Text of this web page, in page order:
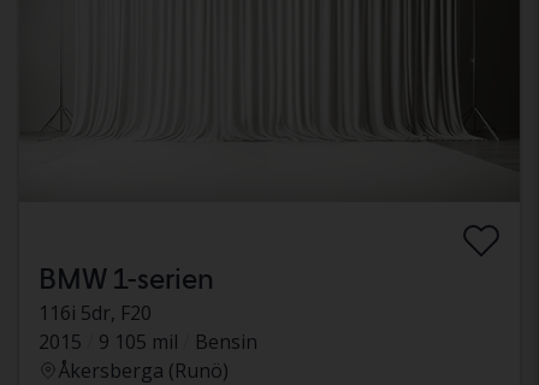
BMW 1-serien
116i 5dr, F20
2015
9 105 mil
Bensin
Åkersberga (Runö)